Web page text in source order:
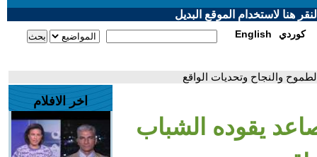
هنا لاستخدام الموقع البديل
English كوردي
والنجاح وتحديات الواقع
يقوده الشباب
اخر الافلام